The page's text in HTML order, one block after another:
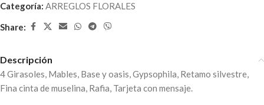
Categoría: ARREGLOS FLORALES
Share:
Descripción
4 Girasoles, Mables, Base y oasis, Gypsophila, Retamo silvestre,
Fina cinta de muselina, Rafia, Tarjeta con mensaje.